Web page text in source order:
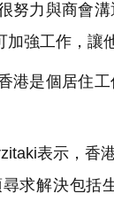
力與商會
強工作，讓
是個居住
表示，香
求解決包